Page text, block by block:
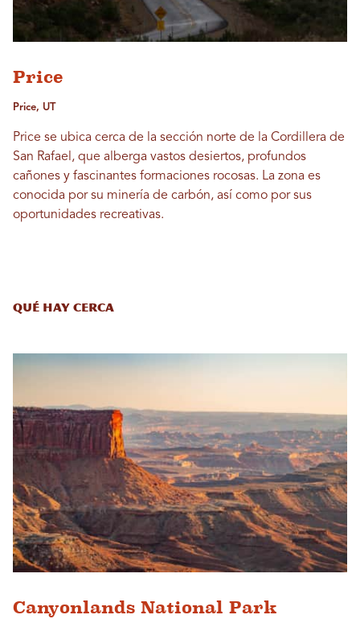
Price
Price, UT
Price se ubica cerca de la sección norte de la Cordillera de
San Rafael, que alberga vastos desiertos, profundos
cañones y fascinantes formaciones rocosas. La zona es
conocida por su minería de carbón, así como por sus
oportunidades recreativas.
Qué hay cerca
Canyonlands National Park